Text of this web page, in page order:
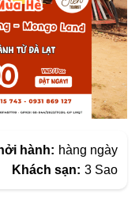
hành: hàng ngày
Khách sạn: 3 Sao